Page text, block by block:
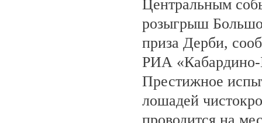
Центральным
розыгрыш
приза Дерби,
РИА «Кабардино-
Престижное
лошадей